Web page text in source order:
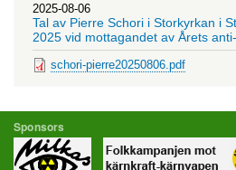
2025-08-06
Tal av Pierre Schori i Storkyrkan i
2025 vid mottagandet av Årets
schori-pierre20250806.pdf
Sponsors